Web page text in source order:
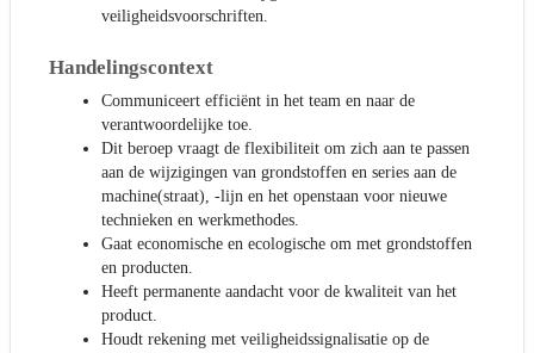
veiligheidsvoorschriften.
Handelingscontext
Communiceert efficiënt in het team en naar de
verantwoordelijke toe.
Dit beroep vraagt de flexibiliteit om zich aan te passen
aan de wijzigingen van grondstoffen en series aan de
machine(straat), -lijn en het openstaan voor nieuwe
technieken en werkmethodes.
Gaat economische en ecologische om met grondstoffen
en producten.
Heeft permanente aandacht voor de kwaliteit van het
product.
Houdt rekening met veiligheidssignalisatie op de